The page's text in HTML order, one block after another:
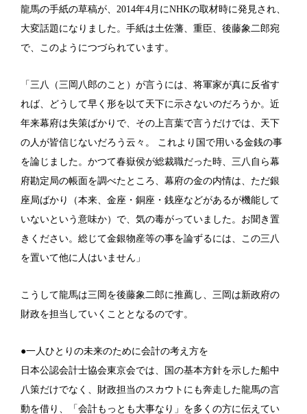
龍馬の手紙の草稿が、2014年4月にNHKの取材時に発見され、
大変話題になりました。手紙は土佐藩、重臣、後藤象二郎宛
で、このようにつづられています。
「三八（三岡八郎のこと）が言うには、将軍家が真に反省す
れば、どうして早く形を以て天下に示さないのだろうか。近
年来幕府は失策ばかりで、その上言葉で言うだけでは、天下
の人が皆信じないだろう云々。 これより国で用いる金銭の事
を論じました。かつて春嶽侯が総裁職だった時、三八自ら幕
府勘定局の帳面を調べたところ、幕府の金の内情は、ただ銀
座局ばかり（本来、金座・銅座・銭座などがあるが機能して
いないという意味か）で、気の毒がっていました。お聞き置
きください。総じて金銀物産等の事を論ずるには、この三八
を置いて他に人はいません」
こうして龍馬は三岡を後藤象二郎に推薦し、三岡は新政府の
財政を担当していくこととなるのです。
●一人ひとりの未来のために会計の考え方を
日本公認会計士協会東京会では、国の基本方針を示した船中
八策だけでなく、財政担当のスカウトにも奔走した龍馬の言
動を借り、「会計もっとも大事なり」を多くの方に伝えてい